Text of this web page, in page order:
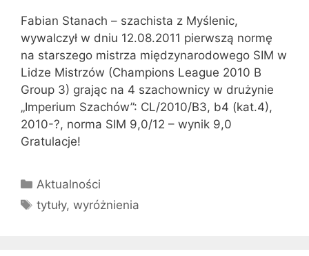
Fabian Stanach – szachista z Myślenic,
wywalczył w dniu 12.08.2011 pierwszą normę
na starszego mistrza międzynarodowego SIM w
Lidze Mistrzów (Champions League 2010 B
Group 3) grając na 4 szachownicy w drużynie
„Imperium Szachów”: CL/2010/B3, b4 (kat.4),
2010-?, norma SIM 9,0/12 – wynik 9,0
Gratulacje!
Kategorie
Aktualności
Tagi
tytuły,wyróżnienia